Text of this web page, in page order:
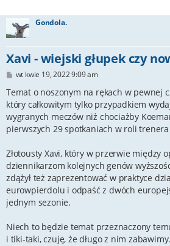
Gondola.
Xavi - wiejski głupek czy
P
s
t
wt kwie 19, 2022 9:09 am
Temat o noszonym na rękach w pewnej
który całkowitym tylko przypadkiem
wygranych meczów niż chociażby
pierwszych 29 spotkaniach w roli trenera
Złotousty Xavi, który w przerwie między
dziennikarzom kolejnych genów
zdążył też zaprezentować w praktyce
eurowpierdolu i odpaść z dwóch
jednym sezonie.
Niech to będzie temat przeznaczony
i tiki-taki, czuję, że długo z nim zabawimy.